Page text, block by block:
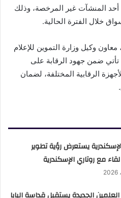
أحد المنشآت غير المرخصة، وذلك
خلال الفترة الحالية.
وكيل وزارة التموين للإعلام
ضمن جهود الرقابة على
الرقابية المختلفة، لضمان
يستعرض رؤية تطوير
مع روتاري الإسكندرية